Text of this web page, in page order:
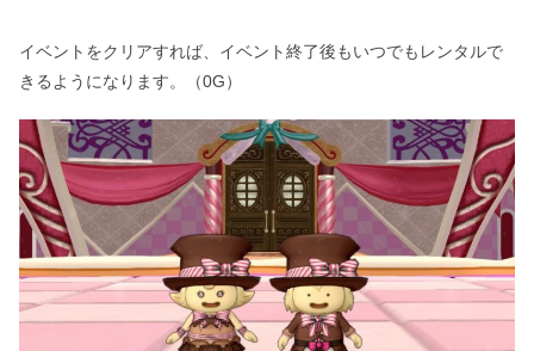
イベントをクリアすれば、イベント終了後もいつでもレンタルで
きるようになります。（0G）